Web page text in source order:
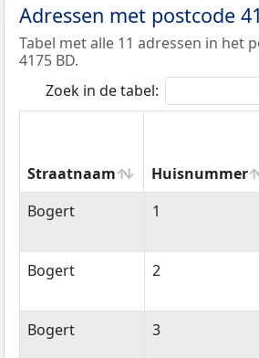
Adressen met postcode
Tabel met alle 11 adressen in het
4175 BD.
Zoek in de tabel:
Straatnaam Huisnummer
Straatnaam
Huisnummer
Bogert 1
Bogert 2
Bogert 3